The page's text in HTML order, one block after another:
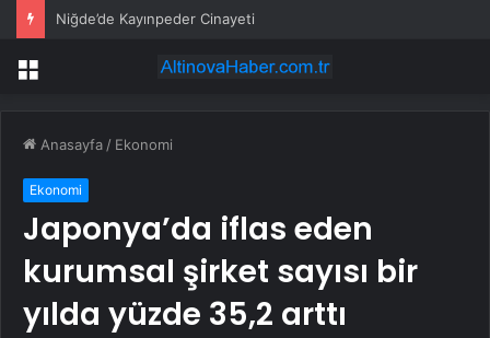
Niğde’de Kayınpeder Cinayeti
Menü
Anasayfa / Ekonomi
Ekonomi
Japonya’da iflas eden
kurumsal şirket sayısı bir
yılda yüzde 35,2 arttı